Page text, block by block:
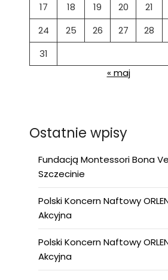
17
18 19 20 21
24
25 26 27 28
31
« maj
Ostatnie wpisy
Fundacją Montessori Bona
Szczecinie
Polski Koncern Naftowy
Akcyjna
Polski Koncern Naftowy
Akcyjna